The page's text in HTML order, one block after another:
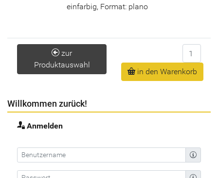
einfarbig, Format: plano
zur
Produktauswahl
Anzahl
in den Warenkorb
Willkommen zurück!
Anmelden